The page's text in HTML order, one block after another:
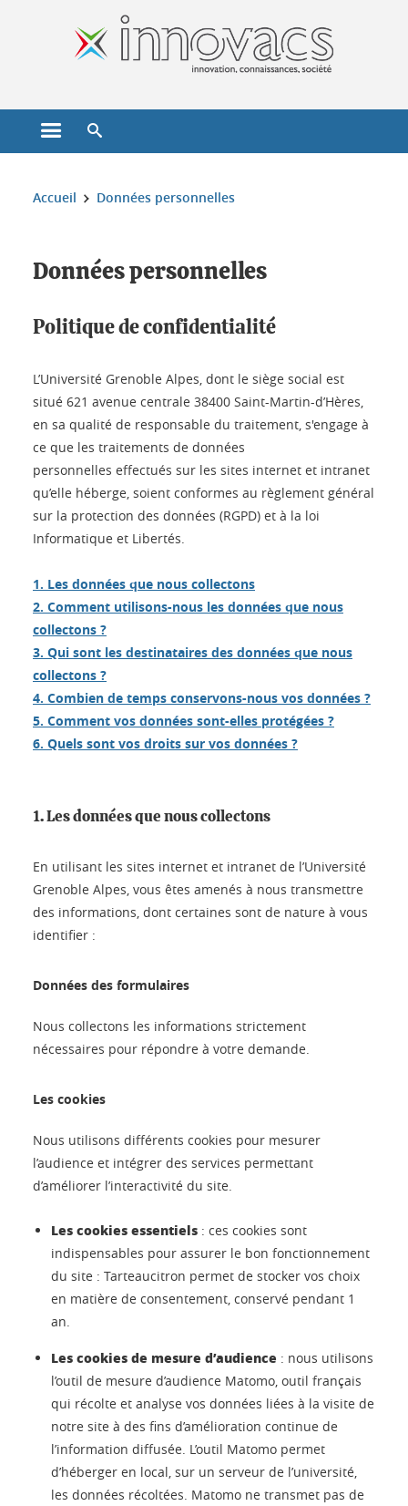
Ouvrir le menu principal
Vous êtes ici :
Accueil Données personnelles
Données personnelles
Politique de confidentialité
L’Université Grenoble Alpes, dont le siège social est
situé 621 avenue centrale 38400 Saint-Martin-d’Hères,
en sa qualité de responsable du traitement, s'engage à
ce que les traitements de données
personnelles effectués sur les sites internet et intranet
qu’elle héberge, soient conformes au règlement général
sur la protection des données (RGPD) et à la loi
Informatique et Libertés.
1. Les données que nous collectons
2. Comment utilisons-nous les données que nous
collectons ?
3. Qui sont les destinataires des données que nous
collectons ?
4. Combien de temps conservons-nous vos données ?
5. Comment vos données sont-elles protégées ?
6. Quels sont vos droits sur vos données ?
1. Les données que nous collectons
En utilisant les sites internet et intranet de l’Université
Grenoble Alpes, vous êtes amenés à nous transmettre
des informations, dont certaines sont de nature à vous
identifier :
Données des formulaires
Nous collectons les informations strictement
nécessaires pour répondre à votre demande.
Les cookies
Nous utilisons différents cookies pour mesurer
l’audience et intégrer des services permettant
d’améliorer l’interactivité du site.
Les cookies essentiels : ces cookies sont
indispensables pour assurer le bon fonctionnement
du site : Tarteaucitron permet de stocker vos choix
en matière de consentement, conservé pendant 1
an.
Les cookies de mesure d’audience : nous utilisons
l’outil de mesure d’audience Matomo, outil français
qui récolte et analyse vos données liées à la visite de
notre site à des fins d’amélioration continue de
l’information diffusée. L’outil Matomo permet
d’héberger en local, sur un serveur de l’université,
les données récoltées. Matomo ne transmet pas de